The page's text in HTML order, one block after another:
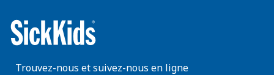
Trouvez-nous et suivez-nous en ligne